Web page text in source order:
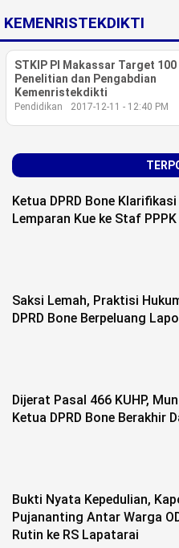
Hukum
Sport
Profil
Video
Disclaimer
©
Copyright
2026
berita-
KEMENRISTEKDIKTI
STKIP PI Makassar Target 100
Penelitian dan Pengabdian
Kemenristekdikti
Pendidikan 2017-12-11 - 12:40 PM
Ketua DPRD Bone Klarifikasi
Lemparan Kue ke Staf PPPK
Saksi Lemah, Praktisi
DPRD Bone Berpeluang
Dijerat Pasal 466 KUHP,
Ketua DPRD Bone Berakhir
Bukti Nyata Kepedulian,
Pujananting Antar Warga
Rutin ke RS Lapatarai